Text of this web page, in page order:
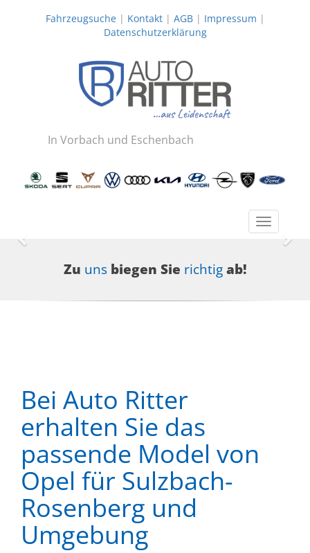
Fahrzeugsuche| Kontakt| AGB| Impressum |
Datenschutzerklärung
In Vorbach und Eschenbach
Toggle
Zurück
Zu unsbiegen Sie richtigab!
Bei Auto Ritter
erhalten Sie das
passende Model von
Opel für Sulzbach-
Rosenberg und
Umgebung